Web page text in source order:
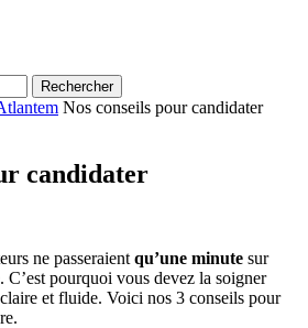
Nos conseils pour candidater
candidater
ne passeraient qu’une minute sur
C’est pourquoi vous devez la soigner
et fluide. Voici nos 3 conseils pour